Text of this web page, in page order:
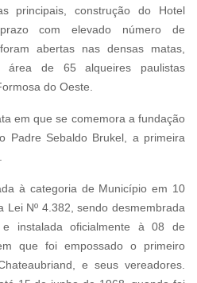
principais, construção do Hotel
com elevado número de
abertas nas densas matas,
área de 65 alqueires paulistas
do Oeste.
em que se comemora a fundação
Padre Sebaldo Brukel, a primeira
à categoria de Município em 10
Nº 4.382, sendo desmembrada
instalada oficialmente à 08 de
que foi empossado o primeiro
e seus vereadores.